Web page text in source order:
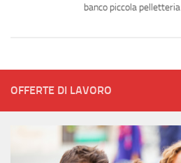
banco piccola pelletteria
OFFERTE DI LAVORO